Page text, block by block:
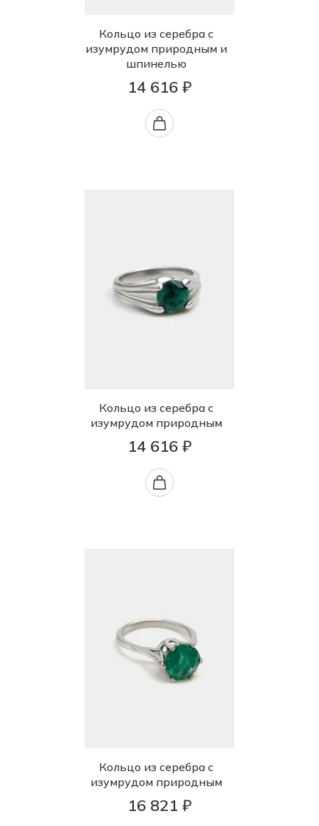
Кольцо из серебра с
изумрудом природным и
шпинелью
14 616 ₽
Кольцо из серебра с
изумрудом природным
14 616 ₽
Кольцо из серебра с
изумрудом природным
16 821 ₽